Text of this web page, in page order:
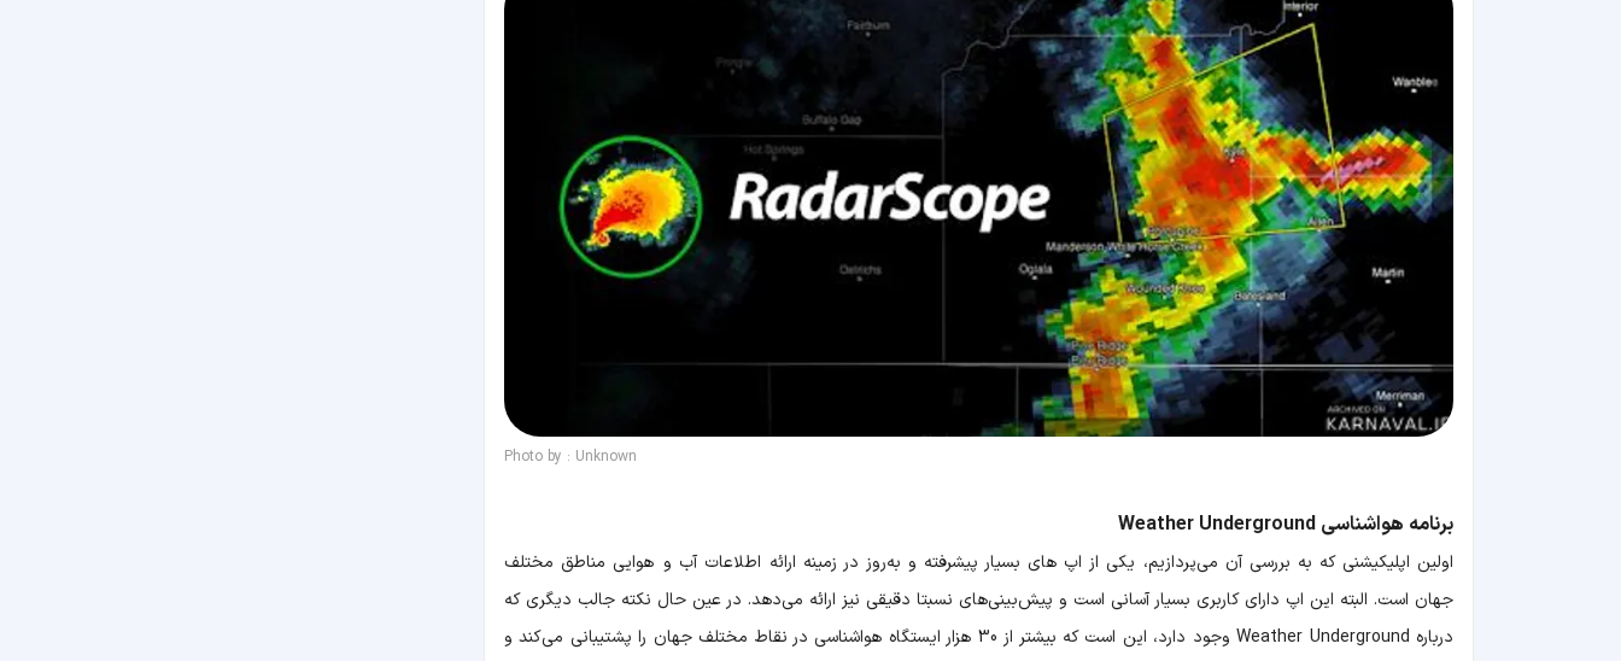
Photo by : Unknown
برنامه هواشناسی Weather Underground
اولین اپلیکیشنی که به بررسی آن می‌پردازیم، یکی از اپ های بسیار پیشرفته و به‌روز در زمینه ارائه اطلاعات آب و هوایی مناطق مختلف
جهان است. البته این اپ دارای کاربری بسیار آسانی است و پیش‌بینی‌های نسبتا دقیقی نیز ارائه می‌دهد. در عین حال نکته جالب دیگری که
درباره Weather Underground وجود دارد، این است که بیشتر از 30 هزار ایستگاه هواشناسی در نقاط مختلف جهان را پشتیبانی می‌کند و